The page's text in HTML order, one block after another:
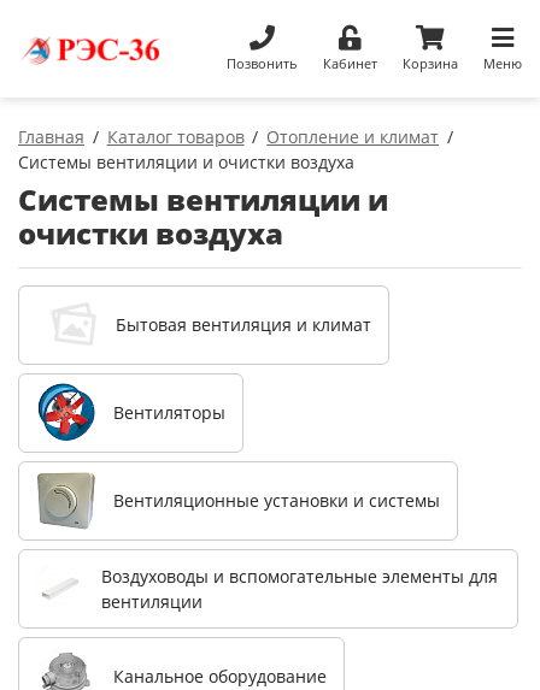
Позвонить Кабинет Корзина Меню
Главная Каталог товаров
Отопление и климат
Системы вентиляции и очистки воздуха
Системы вентиляции и
очистки воздуха
Бытовая вентиляция и климат
Вентиляторы
Вентиляционные установки и системы
Воздуховоды и вспомогательные элементы для
вентиляции
Канальное оборудование